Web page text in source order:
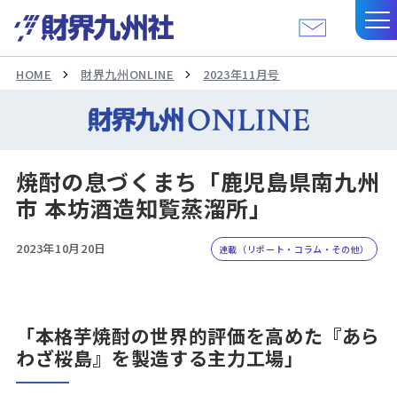
HOME 財界九州ONLINE 2023年11月号
焼酎の息づくまち「鹿児島県南九州
市 本坊酒造知覧蒸溜所」
2023年10月20日 連載（リポート・コラム・その他）
「本格芋焼酎の世界的評価を高めた『あら
わざ桜島』を製造する主力工場」